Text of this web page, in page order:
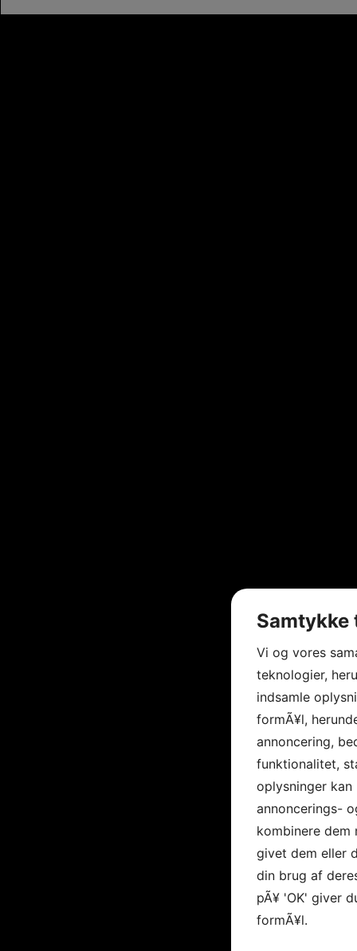
Vi og vores
teknologier,
indsamle
formÃ¥l,
annoncering,
funktionalitet,
oplysninger
annoncerings-
kombinere dem
givet dem eller
din brug af
pÃ¥ 'OK' giver
formÃ¥l.